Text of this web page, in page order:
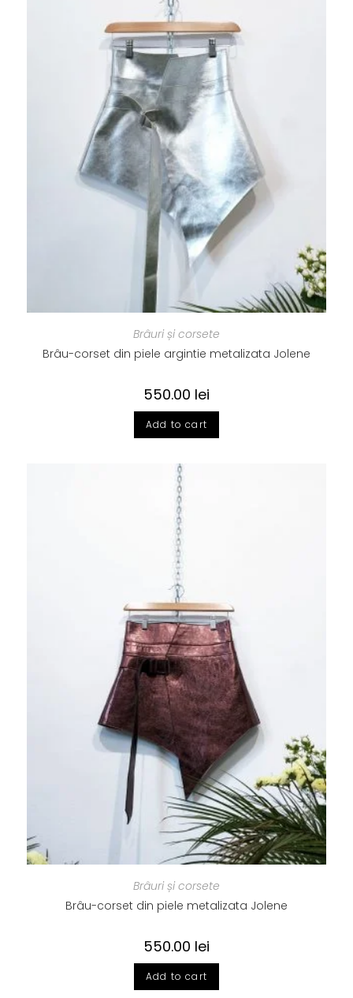
Brâuri și corsete
Brâu-corset din piele argintie metalizata Jolene
550.00 lei
Add to cart
Brâuri și corsete
Brâu-corset din piele metalizata Jolene
550.00 lei
Add to cart